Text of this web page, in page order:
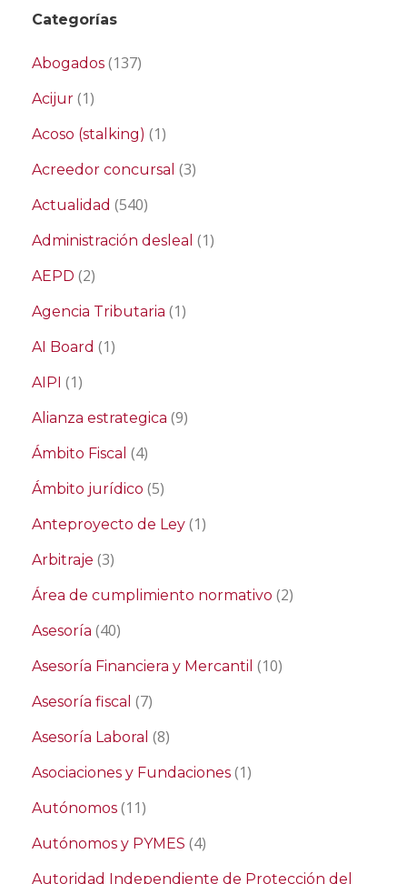
Categorías
Abogados (137)
Acijur (1)
Acoso (stalking) (1)
Acreedor concursal (3)
Actualidad (540)
Administración desleal (1)
AEPD (2)
Agencia Tributaria (1)
AI Board (1)
AIPI (1)
Alianza estrategica (9)
Ámbito Fiscal (4)
Ámbito jurídico (5)
Anteproyecto de Ley (1)
Arbitraje (3)
Área de cumplimiento normativo (2)
Asesoría (40)
Asesoría Financiera y Mercantil (10)
Asesoría fiscal (7)
Asesoría Laboral (8)
Asociaciones y Fundaciones (1)
Autónomos (11)
Autónomos y PYMES (4)
Autoridad Independiente de Protección del